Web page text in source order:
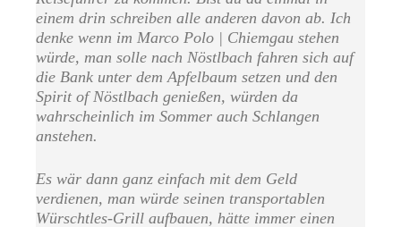
einem drin schreiben alle anderen davon ab. Ich
denke wenn im Marco Polo | Chiemgau stehen
würde, man solle nach Nöstlbach fahren sich auf
die Bank unter dem Apfelbaum setzen und den
Spirit of Nöstlbach genießen, würden da
wahrscheinlich im Sommer auch Schlangen
anstehen.
Es wär dann ganz einfach mit dem Geld
verdienen, man würde seinen transportablen
Würschtles-Grill aufbauen, hätte immer einen